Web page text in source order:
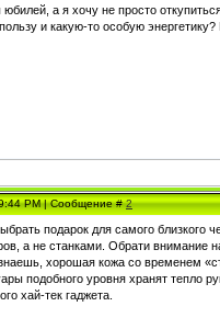
а я хочу не просто
и какую-то особую
PM | Сообщение #2
подарок для самого близкого
а не станками. Обрати внимание
хорошая кожа со временем
подобного уровня хранят тепло
хай-тек гаджета.